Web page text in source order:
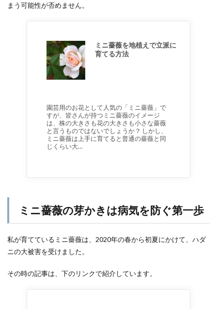
まう可能性が否めません。
ミニ薔薇を地植えで立派に
育てる方法
園芸用のお花として人気の「ミニ薔薇」で
すが、皆さんが持つミニ薔薇のイメージ
は、株の大きさも花の大きさも小さな薔薇
と言うものではないでしょうか？ しかし、
ミニ薔薇は上手に育てると普通の薔薇と同
じくらい大…
ミニ薔薇の芽かきは病気を防ぐ第一歩
私が育てているミニ薔薇は、2020年の春から初夏にかけて、ハダ
ニの大被害を受けました。
その時の記事は、下のリンクで紹介しています。